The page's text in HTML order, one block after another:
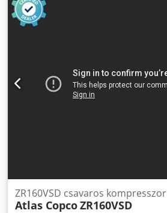
ZR160VSD csavaros kompresszor
Atlas CopcoZR160VSD